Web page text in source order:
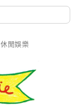
休閒娛樂